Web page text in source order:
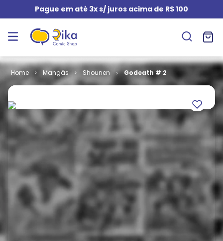
Pague em até 3x s/ juros acima de R$ 100
Mangás Shounen Godeath # 2